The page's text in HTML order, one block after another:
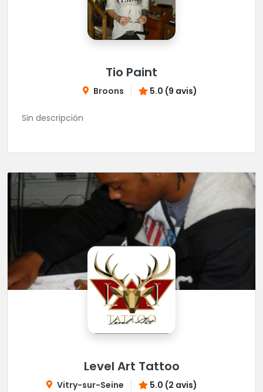
Tio Paint
Broons 5.0 (9 avis)
Sin descripción
Level Art Tattoo
Vitry-sur-Seine 5.0 (2 avis)